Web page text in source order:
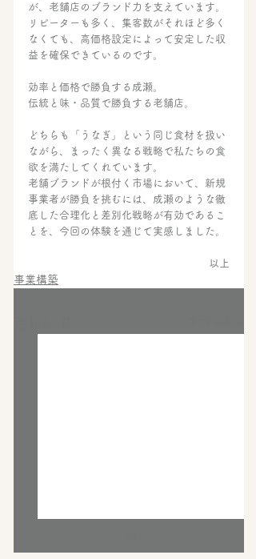
が、老舗店のブランド力を支えています。
リピーターも多く、集客数がそれほど多く
なくても、高価格設定によって安定した収
益を確保できているのです。
効率と価格で勝負する成瀬。
伝統と味・品質で勝負する老舗店。
どちらも「うなぎ」という同じ食材を扱い
ながら、まったく異なる戦略で私たちの食
欲を満たしてくれています。
老舗ブランドが根付く市場において、新規
事業者が勝負を挑むには、成瀬のような徹
底した合理化と差別化戦略が有効であるこ
とを、今回の体験を通じて実感しました。
以上
事業構築